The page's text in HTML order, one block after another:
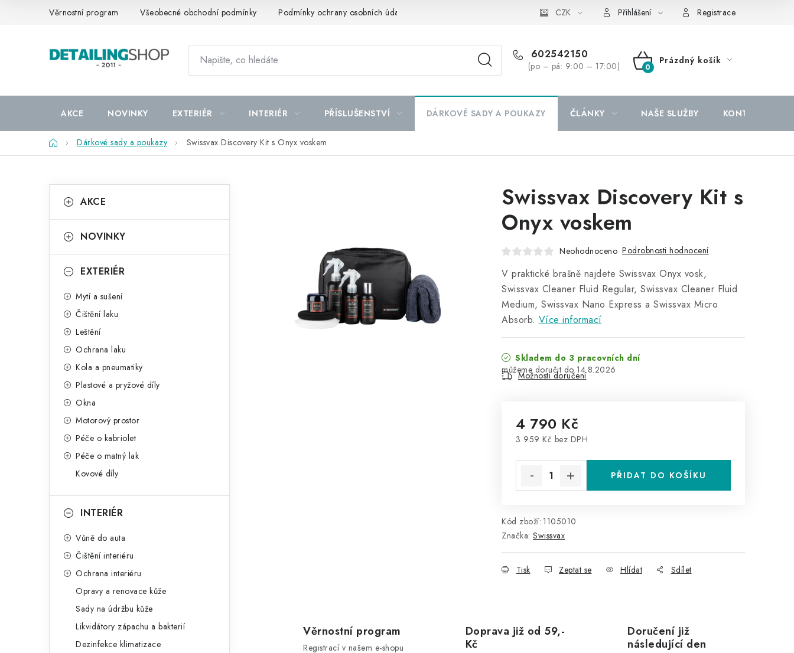
Věrnostní program Všeobecné obchodní podmínky Podmínky ochrany osobních údajů CZK Přihlášení Registrace
602542150
(po – pá: 9:00 – 17:00)
NÁKUPNÍ
Prázdný košík
AKCE NOVINKY EXTERIÉR INTERIÉR PŘÍSLUŠENSTVÍ DÁRKOVÉ SADY A POUKAZY ČLÁNKY NAŠE SLUŽBY KONTAKTY
DomůDárkové sady a poukazy Swissvax Discovery Kit s Onyx voskem
o
t
kategorie
a
e
AKCE
NOVINKY
EXTERIÉR
Mytí a sušení
Čištění laku
Leštění
Ochrana laku
Kola a pneumatiky
Plastové a pryžové díly
Okna
Motorový prostor
Péče o kabriolet
Péče o matný lak
Kovové díly
INTERIÉR
Vůně do auta
Čištění interiéru
Ochrana interiéru
Opravy a renovace kůže
Sady na údržbu kůže
Likvidátory zápachu a bakterií
Dezinfekce klimatizace
Swissvax Discovery Kit s
Onyx voskem
Neohodnoceno Podrobnosti hodnocení
V praktické brašně najdete Swissvax Onyx vosk,
Swissvax Cleaner Fluid Regular, Swissvax Cleaner Fluid
Medium, Swissvax Nano Express a Swissvax Micro
Absorb. Více informací
Skladem do 3 pracovních dní
14.8.2026
Možnosti doručení
4 790 Kč
3 959 Kč bez DPH
PŘIDAT DO KOŠÍKU
Kód zboží: 1105010
Značka: Swissvax
Tisk Zeptat se Hlídat Sdílet
Věrnostní program
Registrací v našem e-shopu
Doprava již od 59,-
Kč
Doručení již
následující den